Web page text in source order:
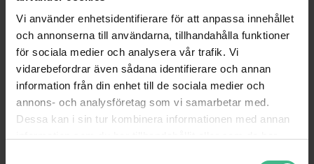
Vi använder enhetsidentifierare för att anpassa innehållet
och annonserna till användarna, tillhandahålla funktioner
för sociala medier och analysera vår trafik. Vi
vidarebefordrar även sådana identifierare och annan
information från din enhet till de sociala medier och
annons- och analysföretag som vi samarbetar med.
Dessa kan i sin tur kombinera informationen med annan
ANDRA KUNDER KÖPTE OCKSÅ